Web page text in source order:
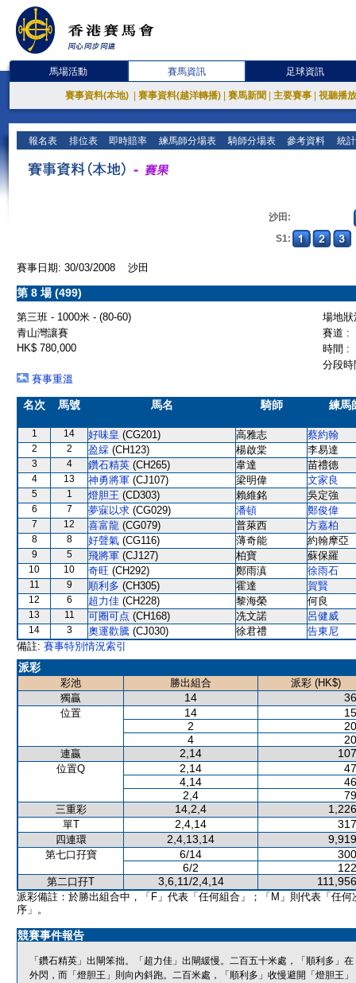
馬場活動 賽馬資訊 足球資訊
賽事資料(本地) 賽事資料(越洋轉播) 賽馬新聞 主要賽事 視聽播
報名表 排位表 即時賠率 練馬師分場表 騎師分場表 參考資料 統
沙田:
S1:
賽事日期: 30/03/2008 沙田
第 8 場 (499)
第三班 - 1000米 - (80-60)
場地
青山灣讓賽
賽道 :
HK$ 780,000
時間 :
分段
賽事重溫
名次 馬號 馬名 騎師 練馬
1 14 好味皇 (CG201) 高雅志 蔡約翰
2 2 盈綵 (CH123) 楊啟棠 李易達
3 4 鑽石精英 (CH265) 韋達 苗禮德
4 13 神勇將軍 (CJ107) 梁明偉 文家良
5 1 燈胆王 (CD303) 賴維銘 吳定強
6 7 夢寐以求 (CG029) 潘頓 鄭俊偉
7 12 喜富龍 (CG079) 普萊西 方嘉柏
8 8 好聲氣 (CG116) 薄奇能 約翰摩亞
9 5 飛將軍 (CJ127) 柏寶 蘇保羅
10 10 奇旺 (CH292) 鄭雨滇 徐雨石
11 9 順利多 (CH305) 霍達 賀賢
12 6 超力佳 (CH228) 黎海榮 何良
13 11 可圈可点 (CH168) 冼文諾 呂健威
14 3 奧運歡騰 (CJ030) 徐君禮
告東尼
備註: 賽事特別情況索引
派彩
彩池 勝出組合
派彩 (HK$)
獨贏
14
位置 14
2
4
連贏 2,14
位置Q 2,14
4,14
2,4
三重彩 14,2,4
單T 2,4,14
四連環 2,4,13,14
第七口孖寶 6/14
6/2
第二口孖T 3,6,11/2,4,14
派彩備註：於勝出組合中，「F」代表「任何組合」；「M」則代表「任何
序」。
競賽事件報告
「鑽石精英」出閘笨拙。「超力佳」出閘緩慢。二百五十米處，「順利多」
外閃，而「燈胆王」則向內斜跑。二百米處，「順利多」收慢避開「燈胆王